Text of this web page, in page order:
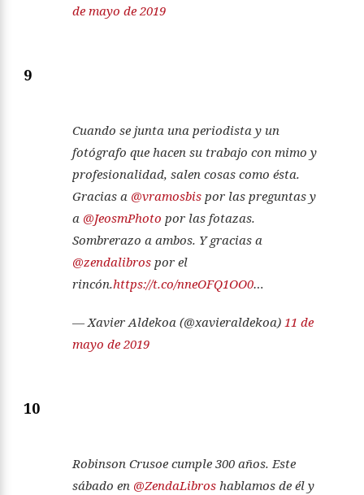
de mayo de 2019
9
Cuando se junta una periodista y un
fotógrafo que hacen su trabajo con mimo y
profesionalidad, salen cosas como ésta.
Gracias a @vramosbis por las preguntas y
a @JeosmPhoto por las fotazas.
Sombrerazo a ambos. Y gracias a
@zendalibros por el
rincón.https://t.co/nneOFQ1OO0…
— Xavier Aldekoa (@xavieraldekoa) 11 de
mayo de 2019
10
Robinson Crusoe cumple 300 años. Este
sábado en @ZendaLibros hablamos de él y